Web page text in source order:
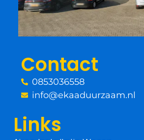
o
k
-
Contact
0853036558
info@ekaaduurzaam.nl
Links